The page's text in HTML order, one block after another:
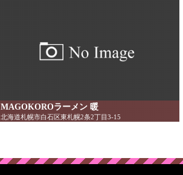
MAGOKOROラーメン 暖
北海道札幌市白石区東札幌2条2丁目3-15